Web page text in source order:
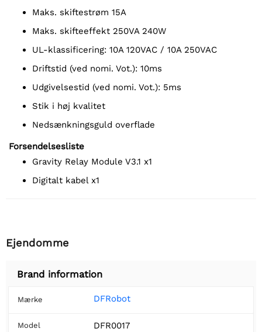
Maks. skiftestrøm 15A
Maks. skifteeffekt 250VA 240W
UL-klassificering: 10A 120VAC / 10A 250VAC
Driftstid (ved nomi. Vot.): 10ms
Udgivelsestid (ved nomi. Vot.): 5ms
Stik i høj kvalitet
Nedsænkningsguld overflade
Forsendelsesliste
Gravity Relay Module V3.1 x1
Digitalt kabel x1
Ejendomme
Brand information
Mærke DFRobot
Model DFR0017